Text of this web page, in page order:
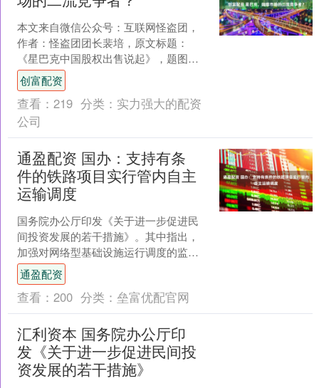
本文来自微信公众号：互联网怪盗团，
作者：怪盗团团长裴培，原文标题：
《星巴克中国股权出售说起》，题图来
自：视觉中国星巴克中国要出售的消息
已经传了一年多了，最近几天....
创富配资
查看： 219 分类： 实力强大的配资
公司
通盈配资 国办：支持有条
件的铁路项目实行管内自主
运输调度
国务院办公厅印发《关于进一步促进民
间投资发展的若干措施》。其中指出，
加强对网络型基础设施运行调度的监
管，保障民营企业在电力并网运行、油
气管网设施使用、运力资源调....
通盈配资
查看： 200 分类： 垒富优配官网
汇利资本 国务院办公厅印
发《关于进一步促进民间投
资发展的若干措施》